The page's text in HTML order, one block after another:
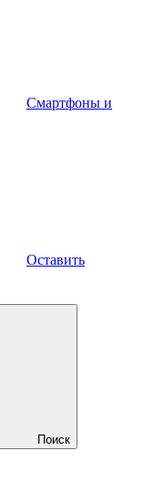
Смартфоны и
Оставить
Поиск